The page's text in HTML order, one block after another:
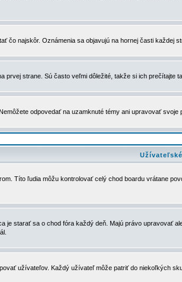
čo najskôr. Oznámenia sa objavujú na hornej časti
prvej strane. Sú často veľmi dôležité, takže si ich
odpovedať na uzamknuté témy ani upravovať
Títo ľudia môžu kontrolovať celý chod boardu vrátane
je starať sa o chod fóra každý deň. Majú právo
užívateľov. Každý užívateľ môže patriť do niekoľkých